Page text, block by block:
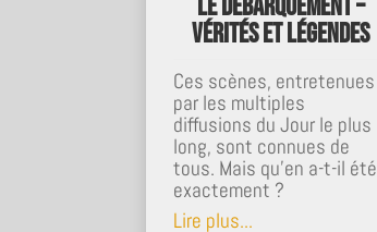
Vérités et légendes
Ces scènes, entretenues
par les multiples
diffusions du Jour le plus
long, sont connues de
tous. Mais qu'en a-t-il été
exactement ?
Lire plus...